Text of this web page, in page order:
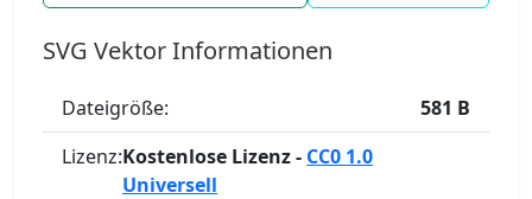
SVG Vektor Informationen
Dateigröße:
581 B
Lizenz:Kostenlose Lizenz - CC0 1.0
Universell